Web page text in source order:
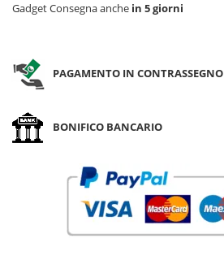
Gadget Consegna anche in 5 giorni
PAGAMENTO IN CONTRASSEGNO
BONIFICO BANCARIO